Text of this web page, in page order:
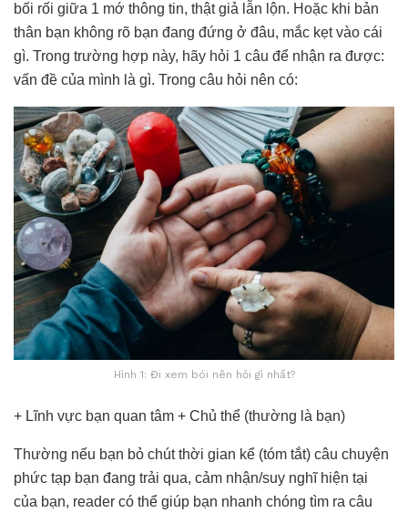
bối rối giữa 1 mớ thông tin, thật giả lẫn lộn. Hoặc khi bản
thân bạn không rõ bạn đang đứng ở đâu, mắc kẹt vào cái
gì. Trong trường hợp này, hãy hỏi 1 câu để nhận ra được:
vấn đề của mình là gì. Trong câu hỏi nên có:
Hình 1: Đi xem bói nên hỏi gì nhất?
+ Lĩnh vực bạn quan tâm + Chủ thể (thường là bạn)
Thường nếu bạn bỏ chút thời gian kể (tóm tắt) câu chuyện
phức tạp bạn đang trải qua, cảm nhận/suy nghĩ hiện tại
của bạn, reader có thể giúp bạn nhanh chóng tìm ra câu